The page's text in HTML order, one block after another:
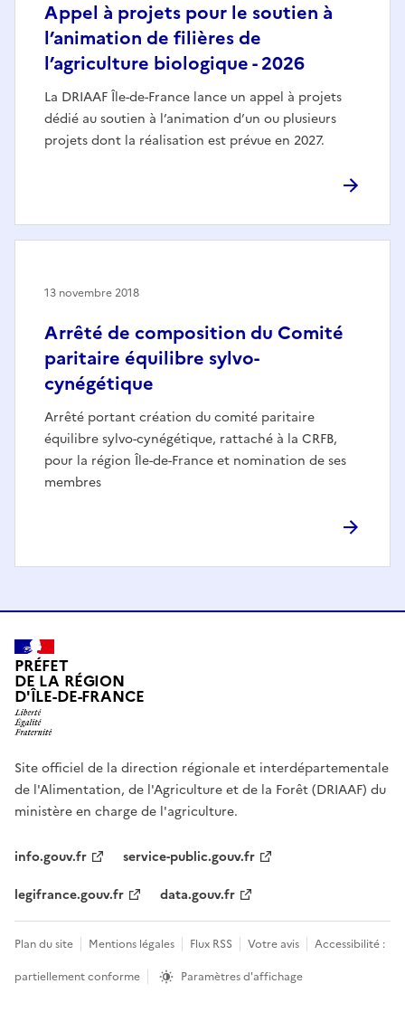
Appel à projets pour le soutien à
l’animation de filières de
l’agriculture biologique - 2026
La DRIAAF Île-de-France lance un appel à projets
dédié au soutien à l’animation d’un ou plusieurs
projets dont la réalisation est prévue en 2027.
Arrêté de composition du Comité
paritaire équilibre sylvo-
cynégétique
Arrêté portant création du comité paritaire
équilibre sylvo-cynégétique, rattaché à la CRFB,
pour la région Île-de-France et nomination de ses
membres
13 novembre 2018
PRÉFET
DE LA RÉGION
D'ÎLE-DE-FRANCE
Site officiel de la direction régionale et interdépartementale
de l'Alimentation, de l'Agriculture et de la Forêt (DRIAAF) du
ministère en charge de l'agriculture.
info.gouv.fr
service-public.gouv.fr
legifrance.gouv.fr
data.gouv.fr
Plan du site Mentions légales Flux RSS Votre avis
Accessibilité :
partiellement conforme
Paramètres d'affichage